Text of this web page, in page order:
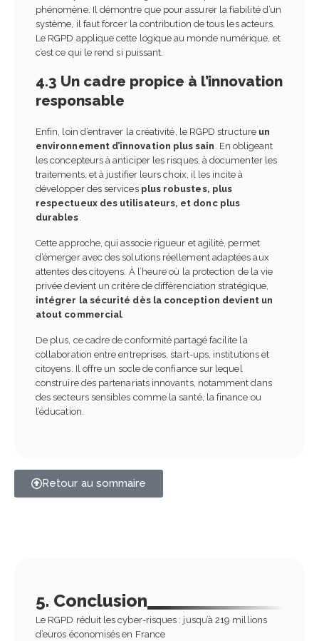
phénomène. Il démontre que pour assurer la fiabilité d’un
système, il faut forcer la contribution de tous les acteurs.
Le RGPD applique cette logique au monde numérique, et
c’est ce qui le rend si puissant.
4.3 Un cadre propice à l’innovation
responsable
Enfin, loin d’entraver la créativité, le RGPD structure un
environnement d’innovation plus sain . En obligeant
les concepteurs à anticiper les risques, à documenter les
traitements, et à justifier leurs choix, il les incite à
développer des services plus robustes, plus
respectueux des utilisateurs, et donc plus
durables
Cette approche, qui associe rigueur et agilité, permet
d’émerger avec des solutions réellement adaptées aux
attentes des citoyens. À l’heure où la protection de la vie
privée devient un critère de différenciation stratégique,
intégrer la sécurité dès la conception devient un
atout commercial.
De plus, ce cadre de conformité partagé facilite la
collaboration entre entreprises, start-ups, institutions et
citoyens. Il offre un socle de confiance sur lequel
construire des partenariats innovants, notamment dans
des secteurs sensibles comme la santé, la finance ou
l’éducation.
Retour au sommaire
5. Conclusion
Le RGPD réduit les cyber-risques : jusqu’à 219 millions
d’euros économisés en France